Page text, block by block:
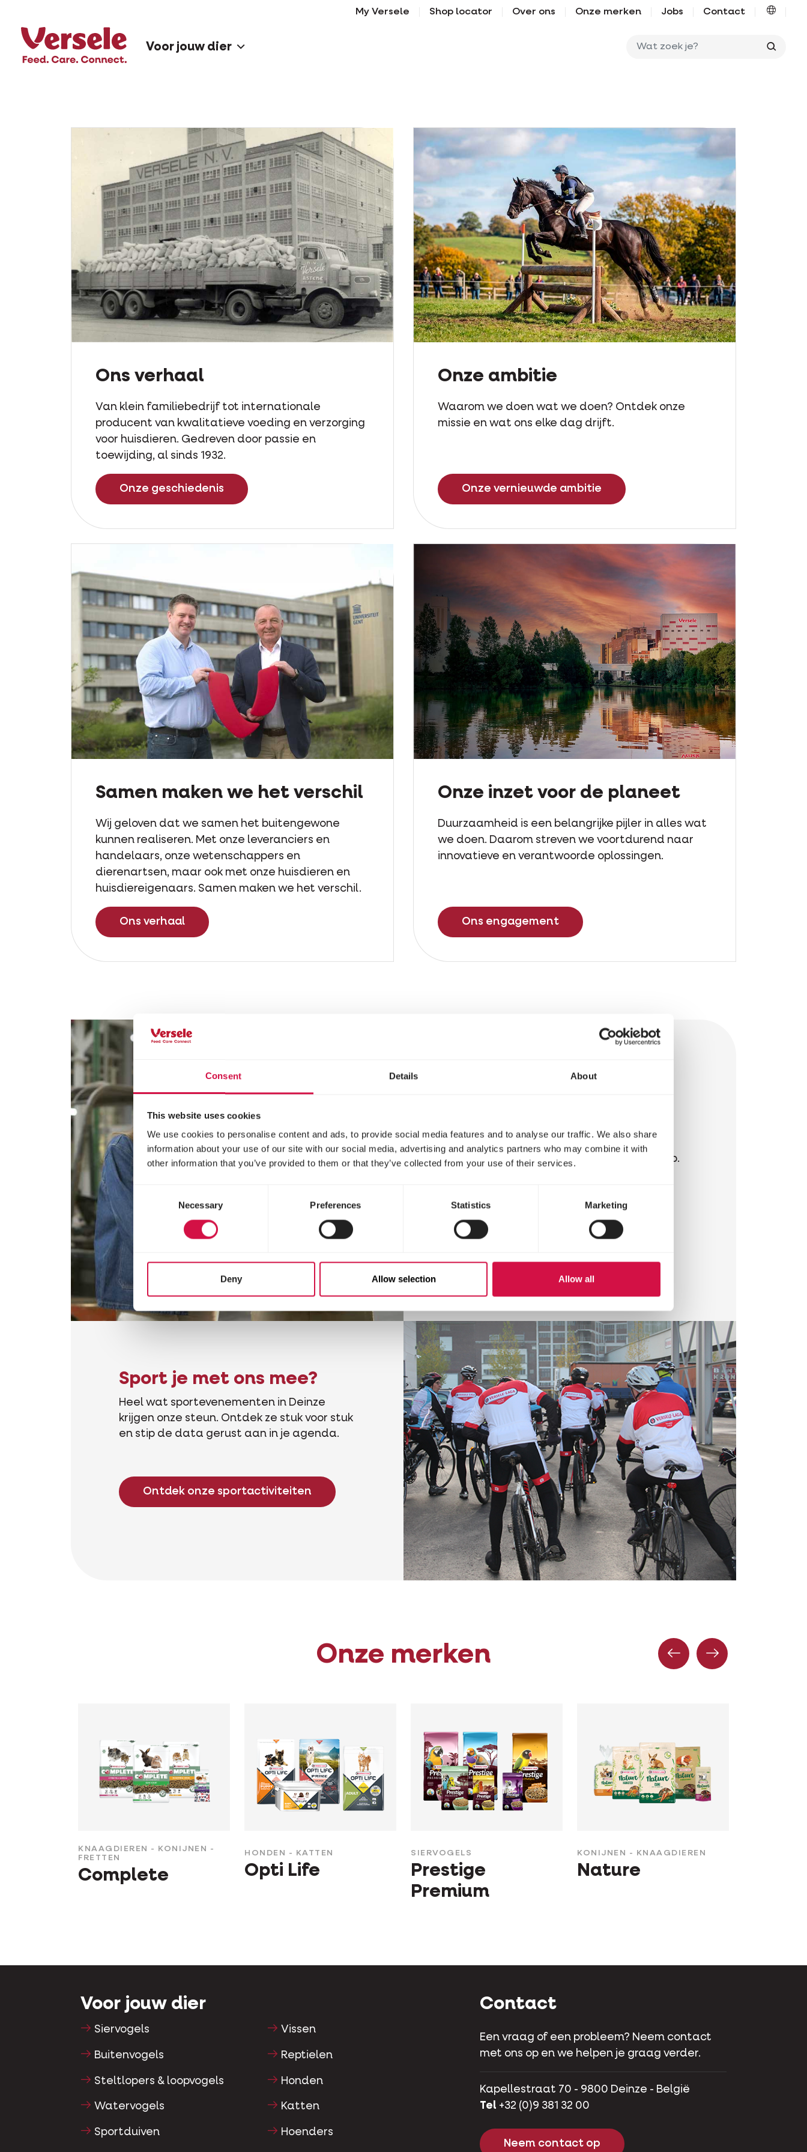
Consent Details About
This website uses cookies
We use cookies to personalise content and ads, to provide social media features and to analyse our traffic. We also share
information about your use of our site with our social media, advertising and analytics partners who may combine it with
other information that you’ve provided to them or that they’ve collected from your use of their services.
Necessary Preferences Statistics Marketing
Deny Allow selection Allow all
My Versele Shop locator Over ons Onze merken Jobs Contact
Voor jouw dier
Ons verhaal
Van klein familiebedrijf tot internationale
producent van kwalitatieve voeding en verzorging
voor huisdieren. Gedreven door passie en
toewijding, al sinds 1932.
Onze geschiedenis
Onze ambitie
Waarom we doen wat we doen? Ontdek onze
missie en wat ons elke dag drijft.
Onze vernieuwde ambitie
Samen maken we het verschil
Wij geloven dat we samen het buitengewone
kunnen realiseren. Met onze leveranciers en
handelaars, onze wetenschappers en
dierenartsen, maar ook met onze huisdieren en
huisdiereigenaars. Samen maken we het verschil.
Ons verhaal
Onze inzet voor de planeet
Duurzaamheid is een belangrijke pijler in alles wat
we doen. Daarom streven we voortdurend naar
innovatieve en verantwoorde oplossingen.
Ons engagement
MAAK ELKE DAG
Heb je een passie voor dieren? Dan is een
job bij Versele ongetwijfeld jouw droomjob.
Sport je met ons mee?
Heel wat sportevenementen in Deinze
krijgen onze steun. Ontdek ze stuk voor stuk
en stip de data gerust aan in je agenda.
Ontdek onze sportactiviteiten
Onze merken
KNAAGDIEREN - KONIJNEN -
FRETTEN
Complete
HONDEN - KATTEN
Opti Life
SIERVOGELS
Prestige
Premium
KONIJNEN - KNAAGDIEREN
Nature
Voor jouw dier
Siervogels
Buitenvogels
Steltlopers & loopvogels
Watervogels
Sportduiven
Vissen
Reptielen
Honden
Katten
Hoenders
Contact
Een vraag of een probleem? Neem contact
met ons op en we helpen je graag verder.
Kapellestraat 70 - 9800 Deinze - België
Tel +32 (0)9 381 32 00
Neem contact op